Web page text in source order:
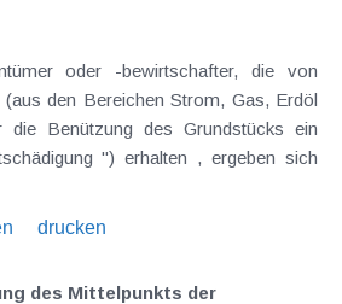
drucken
des Mittelpunkts der